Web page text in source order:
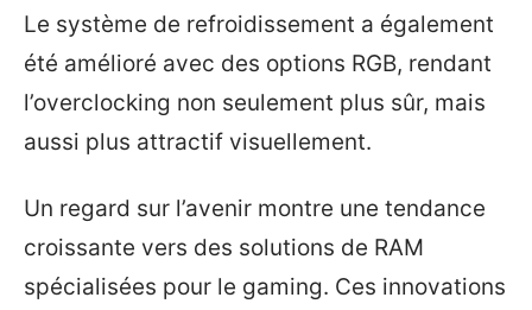
Le système de refroidissement a également
été amélioré avec des options RGB, rendant
l’overclocking non seulement plus sûr, mais
aussi plus attractif visuellement.
Un regard sur l’avenir montre une tendance
croissante vers des solutions de RAM
spécialisées pour le gaming. Ces innovations